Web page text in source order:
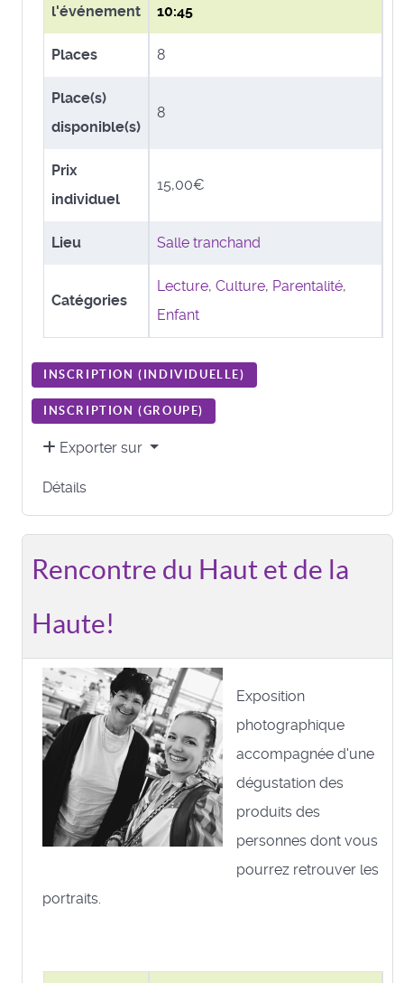
l'événement
10:45
Places 8
Place(s)
disponible(s)
8
Prix
individuel
15,00€
Lieu Salle tranchand
Catégories
Lecture, Culture, Parentalité,
Enfant
INSCRIPTION ( INDIVIDUELLE)
INSCRIPTION (GROUPE)
Exporter sur
Détails
Rencontre du Haut et de la
Haute!
Exposition
photographique
accompagnée d'une
dégustation des
produits des
personnes dont vous
pourrez retrouver les
portraits.